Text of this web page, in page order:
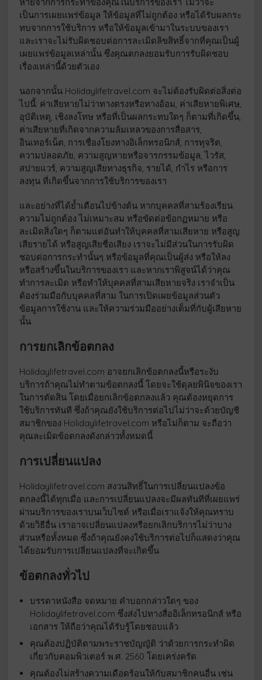
เป็นการเผยแพร่ข้อมูล ให้ข้อมูลที่ไม่ถูกต้อง หรือได้รับผลกระ
ทบจากการใช้บริการ หรือให้ข้อมูลเข้ามาในระบบของเรา
และเราจะไม่รับผิดชอบต่อการละเมิดลิขสิทธิ์จากที่คุณเป็นผู้
เผยแพร่ข้อมูลเหล่านั้น ซึ่งคุณตกลงยอมรับการรับผิดชอบ
เรื่องเหล่านี้ด้วยตัวเอง
นอกจากนั้น Holidaylifetravel.com จะไม่ต้องรับผิดต่อสิ่งต่อ
ไปนี้: ค่าเสียหายไม่ว่าทางตรงหรือทางอ้อม, ค่าเสียหายพิเศษ,
อุบัติเหตุ, เชิงลงโทษ หรือที่เป็นผลกระทบใดๆ ก็ตามที่เกิดขึ้น,
ค่าเสียหายที่เกิดจากความล้มเหลวของการสื่อสาร,
อินเทอร์เน็ต, การเชื่องโยงทางอิเล็กทรอนิกส์, การทุจริต,
ความปลอดภัย, ความสูญหายหรือจารกรรมข้อมูล, ไวรัส,
สปายแวร์, ความสูญเสียทางธุรกิจ, รายได้, กำไร หรือการ
ลงทุน ที่เกิดขึ้นจากการใช้บริการของเรา
และอย่างที่ได้ย้ำเตือนไปข้างต้น หากบุคคลที่สามร้องเรียน
ความไม่ถูกต้อง ไม่เหมาะสม หรือขัดต่อข้อกฏหมาย หรือ
ละเมิดสิ่งใดๆ ก็ตามแต่อันทำให้บุคคลที่สามเสียหาย หรือสูญ
เสียรายได้ หรือสูญเสียชื่อเสียง เราจะไม่มีส่วนในการรับผิด
ชอบต่อการกระทำนั้นๆ หรือข้อมูลที่คุณเป็นผู้ส่ง หรือให้ลง
หรือสร้างขึ้นในบริการของเรา และหากเราพิสูจน์ได้ว่าคุณ
ทำการละเมิด หรือทำให้บุคคลที่สามเสียหายจริง เราจำเป็น
ต้องร่วมมือกับบุคคลที่สาม ในการเปิดเผยข้อมูลส่วนตัว
ข้อมูลการใช้งาน และให้ความร่วมมืออย่างเต็มที่กับผู้เสียหาย
นั้น
การยกเลิกข้อตกลง
Holidaylifetravel.com อาจยกเลิกข้อตกลงนี้หรือระงับ
บริการถ้าคุณไม่ทำตามข้อตกลงนี้ โดยจะใช้ดุลยพินิจของเรา
ในการตัดสิน โดยเมื่อยกเลิกข้อตกลงแล้ว คุณต้องหยุดการ
ใช้บริการทันที ซึ่งถ้าคุณยังใช้บริการต่อไปไม่ว่าจะด้วยบัญชี
สมาชิกของ Holidaylifetravel.com หรือไม่ก็ตาม จะถือว่า
คุณละเมิดข้อตกลงดังกล่าวทั้งหมดนี้
การเปลี่ยนแปลง
Holidaylifetravel.com สงวนสิทธิ์ในการเปลี่ยนแปลงข้อ
ตกลงนี้ได้ทุกเมื่อ และการเปลี่ยนแปลงจะมีผลทันทีที่เผยแพร่
ผ่านบริการของเราบนเว็บไซต์ หรือเมื่อเราแจ้งให้คุณทราบ
ด้วยวิธีอื่น เราอาจเปลี่ยนแปลงหรือยกเลิกบริการไม่ว่าบาง
ส่วนหรือทั้งหมด ซึ่งถ้าคุณยังคงใช้บริการต่อไปก็แสดงว่าคุณ
ได้ยอมรับการเปลี่ยนแปลงที่จะเกิดขึ้น
ข้อตกลงทั่วไป
บรรดาหนังสือ จดหมาย คำบอกกล่าวใดๆ ของ
Holidaylifetravel.com ซึ่งส่งไปทางสื่ออิเล็กทรอนิกส์ หรือ
เอกสาร ให้ถือว่าคุณได้รับรู้โดยชอบแล้ว
คุณต้องปฏิบัติตามพระราชบัญญัติ ว่าด้วยการกระทำผิด
เกี่ยวกับคอมพิวเตอร์ พ.ศ. 2560 โดยเคร่งครัด
คุณต้องไม่สร้างความเดือดร้อนให้กับสมาชิกคนอื่น เช่น